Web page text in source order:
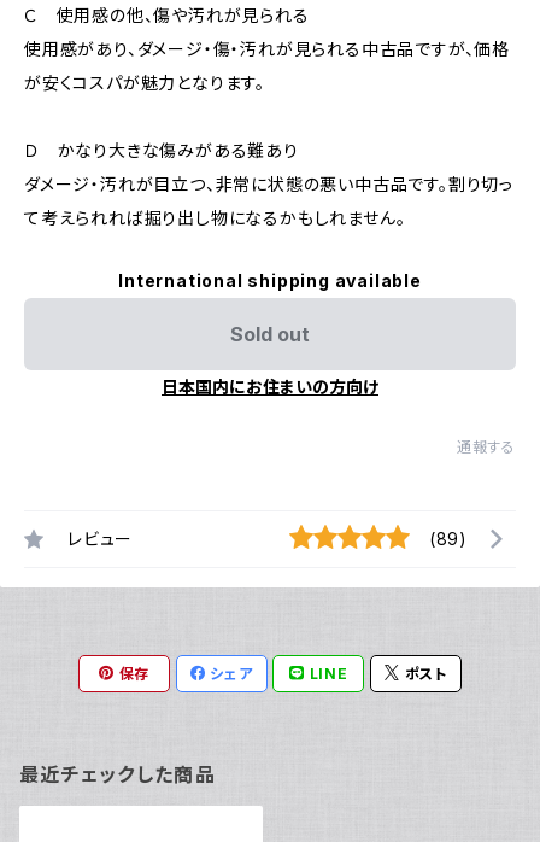
Ｃ 使用感の他、傷や汚れが見られる
使用感があり、ダメージ・傷・汚れが見られる中古品ですが、価格
が安くコスパが魅力となります。
Ｄ かなり大きな傷みがある難あり
ダメージ・汚れが目立つ、非常に状態の悪い中古品です。割り切っ
て考えられれば掘り出し物になるかもしれません。
International shipping available
Sold out
日本国内にお住まいの方向け
通報する
レビュー (89)
保存 シェア LINE ポスト
最近チェックした商品